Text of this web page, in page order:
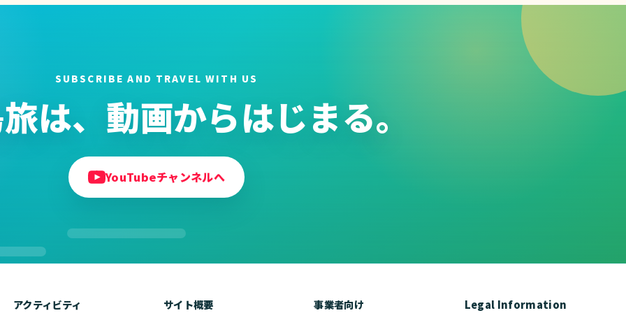
SUBSCRIBE AND TRAVEL WITH US
は、動画からはじまる。
YouTubeチャンネルへ
アクティビティ サイト概要 事業者向け Legal Information